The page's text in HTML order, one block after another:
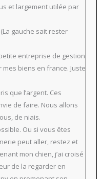
et largement utilée par
gauche sait rester
entreprise de gestion
mes biens en france. Juste
que l’argent. Ces
de faire. Nous allons
de niais.
Ou si vous êtes
peut aller, restez et
mon chien, j’ai croisé
de la regarder en